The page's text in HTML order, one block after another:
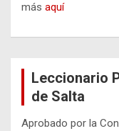
más aquí
Leccionario
de Salta
Aprobado por la